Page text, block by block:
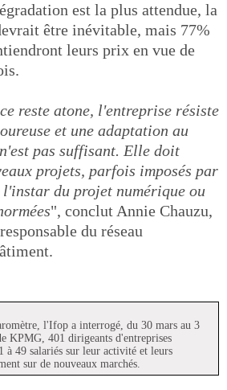
est la plus attendue, la
être inévitable, mais 77%
leurs prix en vue de
reste atone, l'entreprise résiste
et une adaptation au
pas suffisant. Elle doit
projets, parfois imposés par
l'instar du projet numérique ou
", conclut Annie Chauzu,
du réseau
l'Ifop a interrogé, du 30 mars au 3
KPMG, 401 dirigeants d'entreprises
à 49 salariés sur leur activité et leurs
sur de nouveaux marchés.